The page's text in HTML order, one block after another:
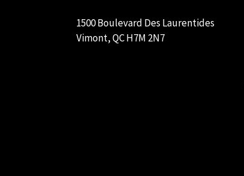
1500 Boulevard Des Laurentides
Vimont, QC H7M 2N7